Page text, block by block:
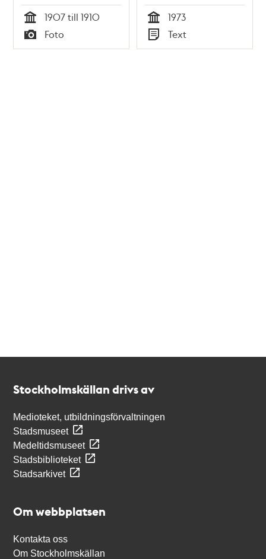
Tid
1907 till 1910
Typ
Foto Tid
1973
Typ
Text
Stockholmskällan drivs av
Medioteket, utbildningsförvaltningen
Stadsmuseet
Medeltidsmuseet
Stadsbiblioteket
Stadsarkivet
Om webbplatsen
Kontakta oss
Om Stockholmskällan